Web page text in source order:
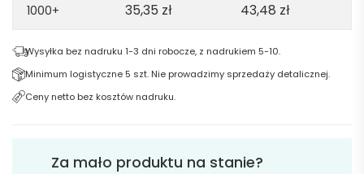
1000+ 35,35 zł 43,48 zł
Wysyłka bez nadruku 1-3 dni robocze, z nadrukiem 5-10.
Minimum logistyczne 5 szt. Nie prowadzimy sprzedaży detalicznej.
Ceny netto bez kosztów nadruku.
Za mało produktu na stanie?